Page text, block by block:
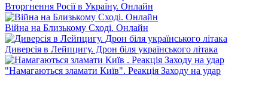
Вторгнення Росії в Україну. Онлайн
Війна на Близькому Сході. Онлайн
Диверсія в Лейпцигу. Дрон біля українського літака
"Намагаються зламати Київ". Реакція Заходу на удар